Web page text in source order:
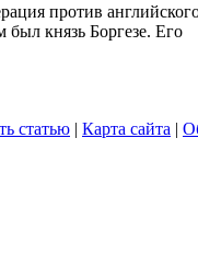
против
был князь Боргезе. Его
статью | Карта сайта |